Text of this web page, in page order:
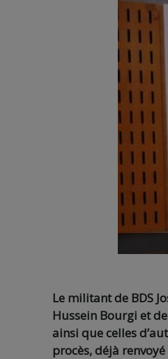
Le militant de BDS
Hussein Bourgi et
ainsi que celles
procès, déjà